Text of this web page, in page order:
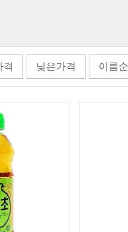
격 낮은가격 이름순